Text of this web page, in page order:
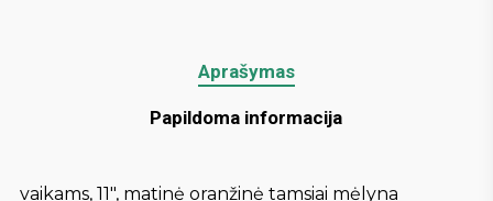
Aprašymas
Papildoma informacija
vaikams, 11″, matinė oranžinė tamsiai mėlyna